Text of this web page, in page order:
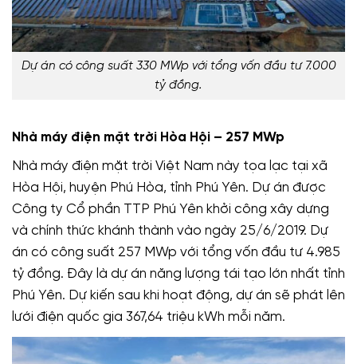
Dự án có công suất 330 MWp với tổng vốn đầu tư 7.000
tỷ đồng.
Nhà máy điện mặt trời Hòa Hội – 257 MWp
Nhà máy điện mặt trời Việt Nam này tọa lạc tại xã
Hòa Hội, huyện Phú Hòa, tỉnh Phú Yên. Dự án được
Công ty Cổ phần TTP Phú Yên khởi công xây dựng
và chính thức khánh thành vào ngày 25/6/2019. Dự
án có công suất 257 MWp với tổng vốn đầu tư 4.985
tỷ đồng. Đây là dự án năng lượng tái tạo lớn nhất tỉnh
Phú Yên. Dự kiến sau khi hoạt động, dự án sẽ phát lên
lưới điện quốc gia 367,64 triệu kWh mỗi năm.